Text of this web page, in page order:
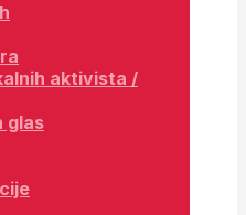
aktivista /
glas